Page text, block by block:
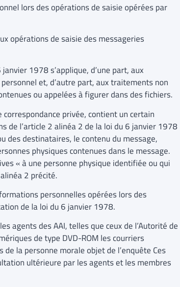
lors des opérations de saisie opérées par
opérations de saisie des messageries
1978 s’applique, d’une part, aux
et, d’autre part, aux traitements non
ou appelées à figurer dans des fichiers.
privée, contient un certain
de l’article 2 alinéa 2 de la loi du 6 janvier 1978
des destinataires, le contenu du message,
physiques contenues dans le message.
« à une personne physique identifiée ou qui
2 précité.
personnelles opérées lors des
de la loi du 6 janvier 1978.
agents des AAI, telles que ceux de l’Autorité de
de type DVD-ROM les courriers
la personne morale objet de l’enquête Ces
ultérieure par les agents et les membres